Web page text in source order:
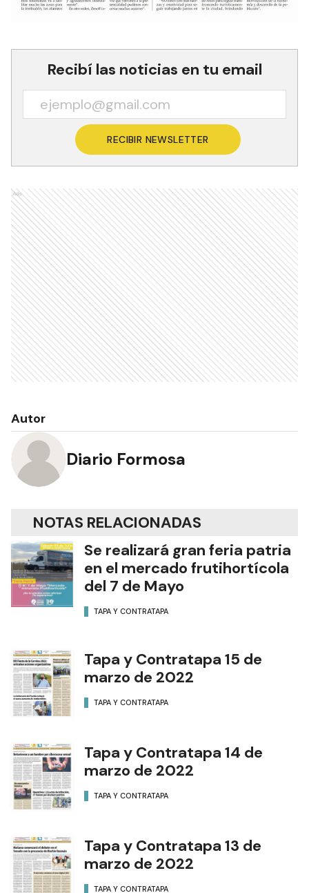
Recibí las noticias en tu email
RECIBIR NEWSLETTER
Ads
Autor
Diario Formosa
NOTAS RELACIONADAS
Se realizará gran feria patria
en el mercado frutihortícola
del 7 de Mayo
TAPA Y CONTRATAPA
Tapa y Contratapa 15 de
marzo de 2022
TAPA Y CONTRATAPA
Tapa y Contratapa 14 de
marzo de 2022
TAPA Y CONTRATAPA
Tapa y Contratapa 13 de
marzo de 2022
TAPA Y CONTRATAPA